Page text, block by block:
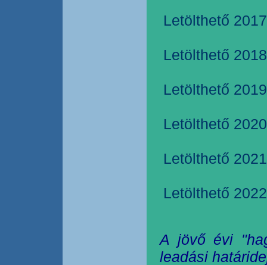
Letölthető
Letölthető
Letölthető
Letölthető
Letölthető
Letölthető
A jövő évi
leadási